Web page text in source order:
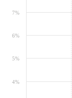
4%
5%
6%
7%